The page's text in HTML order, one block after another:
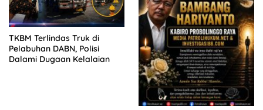
TKBM Terlindas Truk di
Pelabuhan DABN, Polisi
Dalami Dugaan Kelalaian